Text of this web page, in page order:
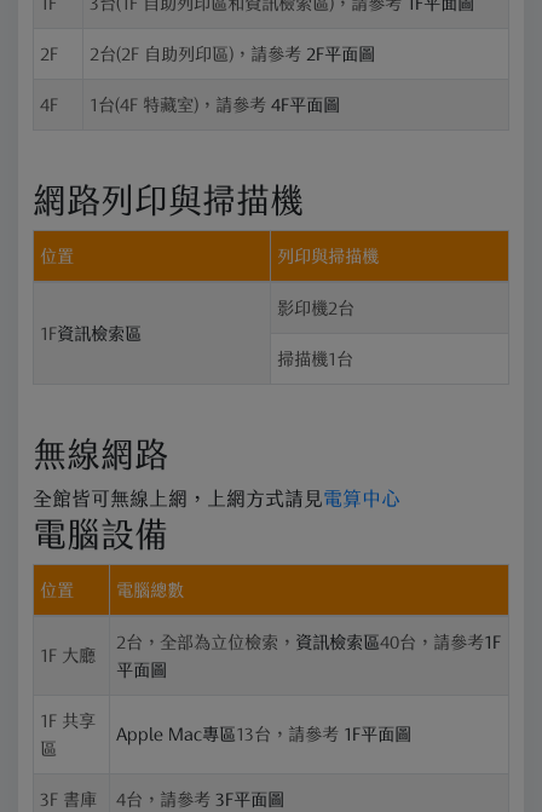
2F 2台(2F 自助列印區)，請參考 2F平面圖
4F 1台(4F 特藏室)，請參考 4F平面圖
網路列印與掃描機
位置 列印與掃描機
1F資訊檢索區
影印機2台
掃描機1台
無線網路
全館皆可無線上網，上網方式請見電算中心
電腦設備
位置 電腦總數
1F 大廳
2台，全部為立位檢索， 資訊檢索區40台，請參考1F
平面圖
1F 共享
區
Apple Mac專區13台，請參考 1F平面圖
3F 書庫 4台，請參考 3F平面圖